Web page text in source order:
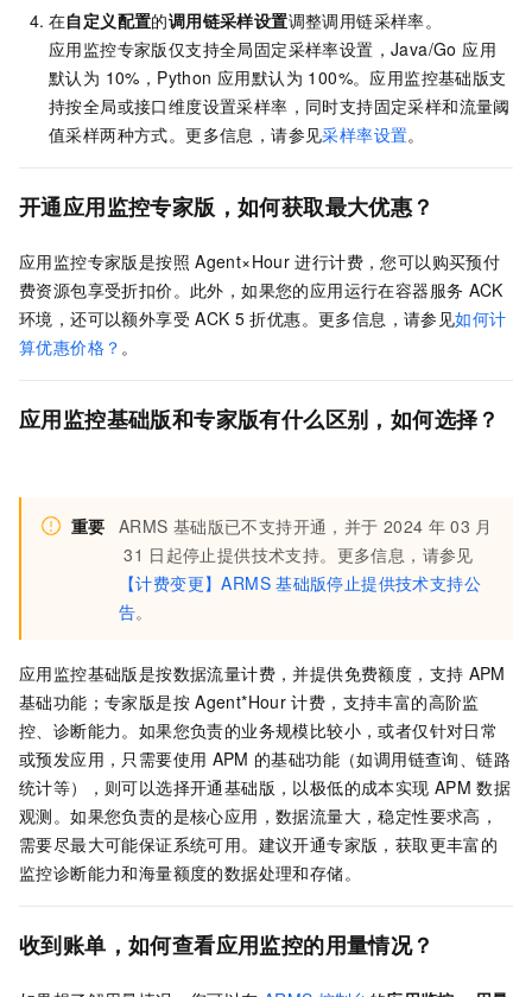
在自定义配置的调用链采样设置调整调用链采样率。
应用监控专家版仅支持全局固定采样率设置，Java/Go 应用
默认为 10%，Python 应用默认为 100%。应用监控基础版支
持按全局或接口维度设置采样率，同时支持固定采样和流量阈
值采样两种方式。更多信息，请参见采样率设置。
开通应用监控专家版，如何获取最大优惠？
应用监控专家版是按照 Agent×Hour 进行计费，您可以购买预付
费资源包享受折扣价。此外，如果您的应用运行在容器服务 ACK
环境，还可以额外享受 ACK 5 折优惠。 更多信息，请参见如何计
算优惠价格？ 。
应用监控基础版和专家版有什么区别，如何选择？
重要 ARMS 基础版已不支持开通，并于 2024 年 03 月
31 日起停止提供技术支持。更多信息，请参见
【计费变更】ARMS 基础版停止提供技术支持公
告。
应用监控基础版是按数据流量计费，并提供免费额度，支持 APM
基础功能；专家版是按 Agent*Hour 计费，支持丰富的高阶监
控、诊断能力。如果您负责的业务规模比较小，或者仅针对日常
或预发应用，只需要使用 APM 的基础功能（如调用链查询、链路
统计等），则可以选择开通基础版，以极低的成本实现 APM 数据
观测。如果您负责的是核心应用，数据流量大，稳定性要求高，
需要尽最大可能保证系统可用。建议开通专家版，获取更丰富的
监控诊断能力和海量额度的数据处理和存储。
收到账单，如何查看应用监控的用量情况？